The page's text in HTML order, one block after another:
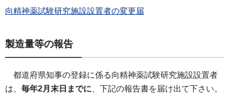
向精神薬試験研究施設設置者の変更届
製造量等の報告
都道府県知事の登録に係る向精神薬試験研究施設設置者
は、 毎年2月末日までに、下記の報告書を届け出て下さい。